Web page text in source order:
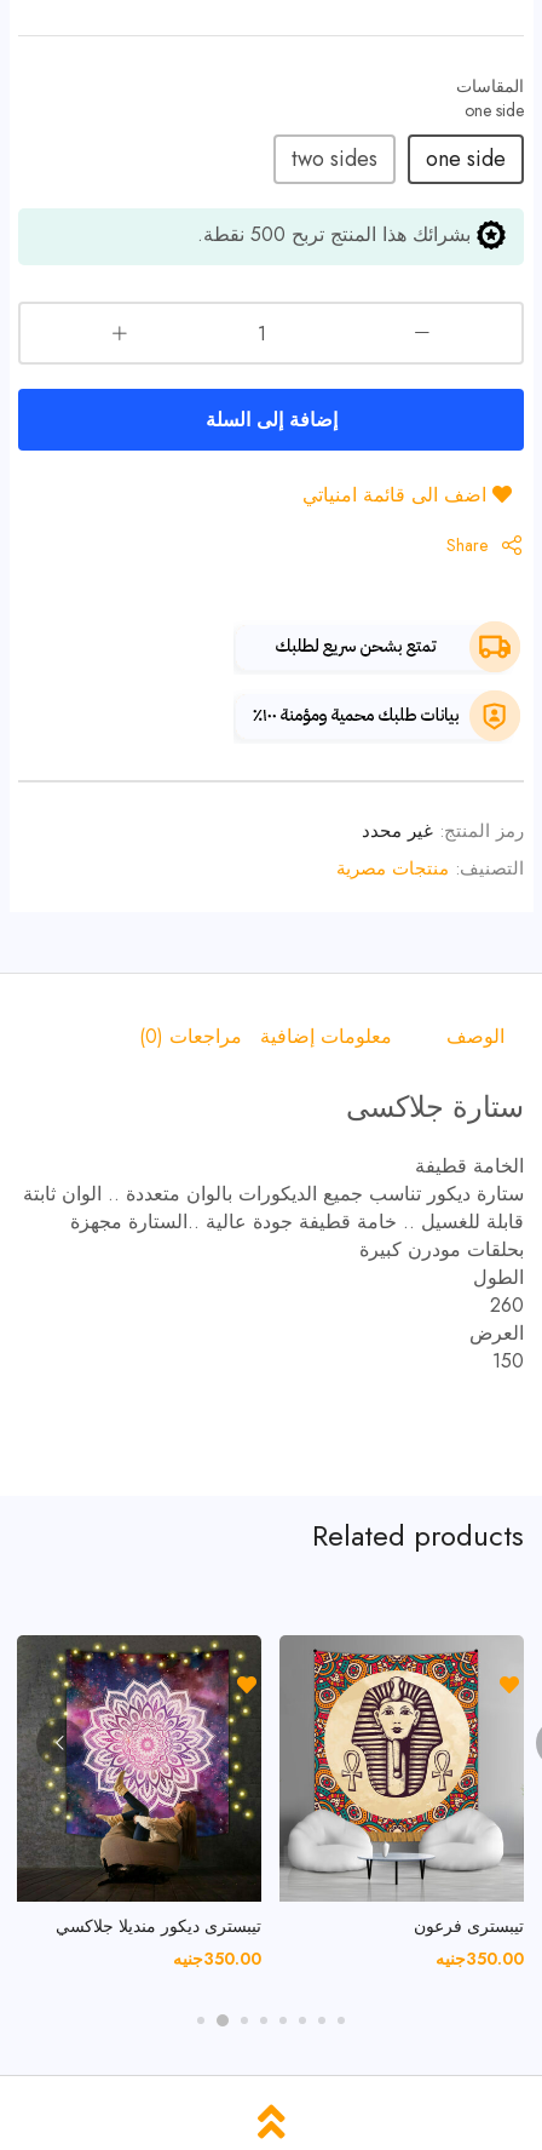
المقاسات
one side
two sides
بشرائك هذا المنتج تربح 500 نقطة.
إضافة إلى السلة
اضف الى قائمة امنياتي
Share
رمز المنتج: غير محدد
التصنيف: منتجات مصرية
الوصف معلومات إضافية مراجعات (0)
ستارة جلاكسى
الخامة قطيفة
ستارة ديكور تناسب جميع الديكورات بالوان متعددة .. الوان ثابتة
قابلة للغسيل .. خامة قطيفة جودة عالية ..الستارة مجهزة
بحلقات مودرن كبيرة
الطول
260
العرض
150
Related products
تيبسترى فرعون
350.00جنيه
تيبسترى ديكور منديلا جلاكسي
350.00جنيه